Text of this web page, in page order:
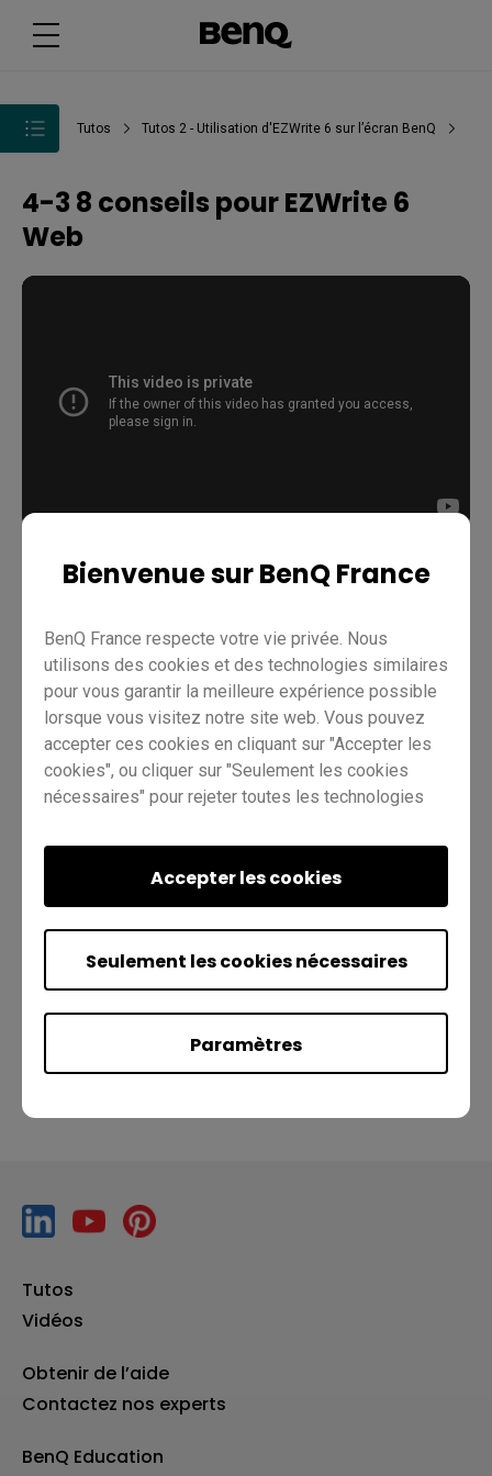
Bienvenue sur BenQ France
BenQ France respecte votre vie privée. Nous
utilisons des cookies et des technologies similaires
pour vous garantir la meilleure expérience possible
lorsque vous visitez notre site web. Vous pouvez
accepter ces cookies en cliquant sur "Accepter les
cookies", ou cliquer sur "Seulement les cookies
nécessaires" pour rejeter toutes les technologies
paramètres de cookies à tout moment. Pour plus
d'informations, veuillez consulter notre
matière de cookieset notrepolitique de
confidentialité.
Paramètres
Seulement les cookies nécessaires
Accepter les cookies
Tutos Tutos 2 - Utilisation d'EZWrite 6 sur l’écran BenQ
4-3 8 conseils pour EZWrite 6
Web
Pro RP02 Pro RP03 Master RM03 Master RM02
Essentiel RE01 Enseignant IT Formateur
Est-ce utile ?
Précédent Suivant
Tutos
Vidéos
Obtenir de l’aide
Contactez nos experts
BenQ Education